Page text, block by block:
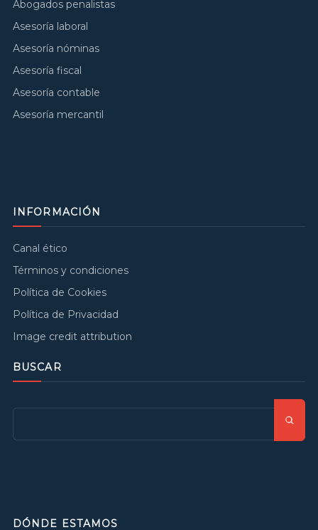
Abogados penalistas
Asesoría laboral
Asesoría nóminas
Asesoría fiscal
Asesoría contable
Asesoría mercantil
INFORMACIÓN
Canal ético
Términos y condiciones
Política de Cookies
Política de Privacidad
Image credit attribution
BUSCAR
DÓNDE ESTAMOS